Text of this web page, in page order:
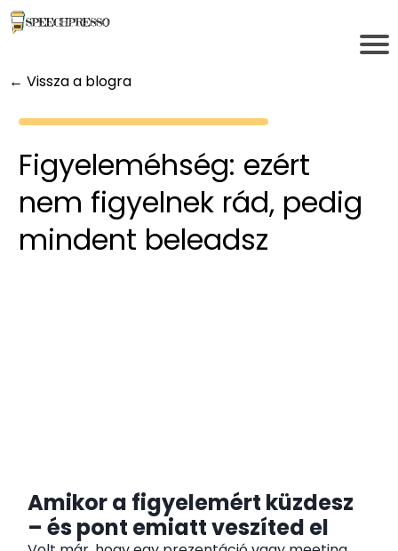
← Vissza a blogra
Figyeleméhség: ezért
nem figyelnek rád, pedig
mindent beleadsz
Amikor a figyelemért küzdesz
– és pont emiatt veszíted el